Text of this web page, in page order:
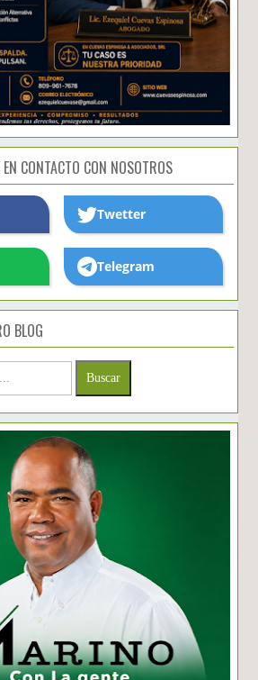
CONTACTO CON NOSOTROS
Twetter
Telegram
BLOG